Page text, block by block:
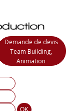
Demande de devis
Team Building,
Animation